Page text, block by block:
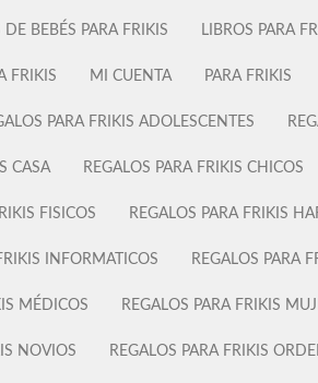
DE BEBÉS PARA FRIKIS LIBROS PARA
FRIKIS MI CUENTA PARA FRIKIS
PARA FRIKIS ADOLESCENTES
CASA REGALOS PARA FRIKIS CHICOS
FISICOS REGALOS PARA FRIKIS
INFORMATICOS REGALOS PARA
MÉDICOS REGALOS PARA FRIKIS
NOVIOS REGALOS PARA FRIKIS